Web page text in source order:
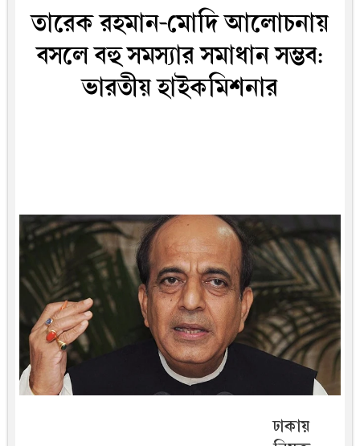
তারেক রহমান-মোদি আলোচনায়
বসলে বহু সমস্যার সমাধান সম্ভব:
ভারতীয় হাইকমিশনার
ঢাকায়